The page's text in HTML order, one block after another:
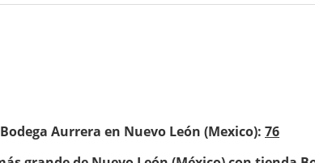
Aurrera en Nuevo León (Mexico): 76